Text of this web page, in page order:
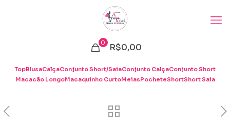
0 R$0,00
TopBlusaCalçaConjunto Short/SaiaConjunto CalçaConjunto Short
Macacão LongoMacaquinho CurtoMeiasPocheteShortShort Saia